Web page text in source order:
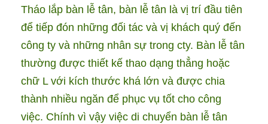
Tháo lắp bàn lễ tân, bàn lễ tân là vị trí đầu tiên
để tiếp đón những đối tác và vị khách quý đến
công ty và những nhân sự trong cty. Bàn lễ tân
thường được thiết kế thao dạng thẳng hoặc
chữ L với kích thước khá lớn và được chia
thành nhiều ngăn để phục vụ tốt cho công
việc. Chính vì vậy việc di chuyển bàn lễ tân